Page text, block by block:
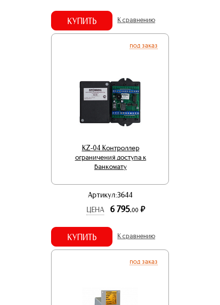
КУПИТЬ К сравнению
под заказ
KZ-04 Контроллер
ограничения доступа к
банкомату
Артикул:3644
ЦЕНА
6 795.00 р.
КУПИТЬ К сравнению
под заказ